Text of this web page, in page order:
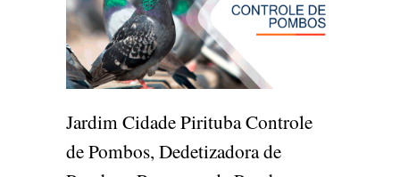
Jardim Cidade Pirituba Controle
de Pombos, Dedetizadora de